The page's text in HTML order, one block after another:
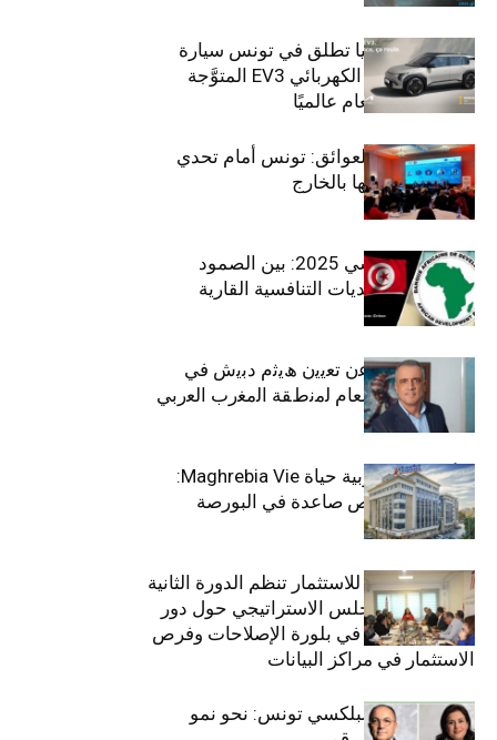
سيتي كارز – كيا تطلق في تونس سيارة
الـدفع الرباعي الكهربائي EV3 المتوَّجة
بلقب سيارة العام عالميًا
بين الطموح والعوائق: تونس أمام تحدي
استعادة كفاءاتها بالخارج
الاقتصاد التونسي 2025: بين الصمود
الاجتماعي وتحديات التنافسية القارية
ﺗﯾﺗرا ﺑﺎك ﺗﻌﻠن ﻋن ﺗﻌﯾﯾن ھﯾﺛم دﺑﯾش ﻓﻲ
ﻣﻧﺻب اﻟﻣدﯾر اﻟﻌﺎم ﻟﻣﻧطﻘﺔ اﻟﻣﻐرب اﻟﻌرﺑﻲ
وﻏرب أﻓرﯾﻘﯾﺎ
التأمينات المغربية حياة Maghrebia Vie:
فاعل رائد بفرص صاعدة في البورصة
(+34.8%)
الهيئة التونسية للاستثمار تنظم الدورة الثانية
والعشرين للمجلس الاستراتيجي حول دور
القطاع الخاص في بلورة الإصلاحات وفرص
الاستثمار في مراكز البيانات
قيادة مزدوجة لبلكسي تونس: نحو نمو